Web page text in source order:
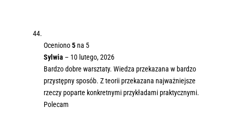
Oceniono5na 5
Sylwia – 10 lutego, 2026
Bardzo dobre warsztaty. Wiedza przekazana w bardzo
przystępny sposób. Z teorii przekazana najważniejsze
rzeczy poparte konkretnymi przykładami praktycznymi.
Polecam